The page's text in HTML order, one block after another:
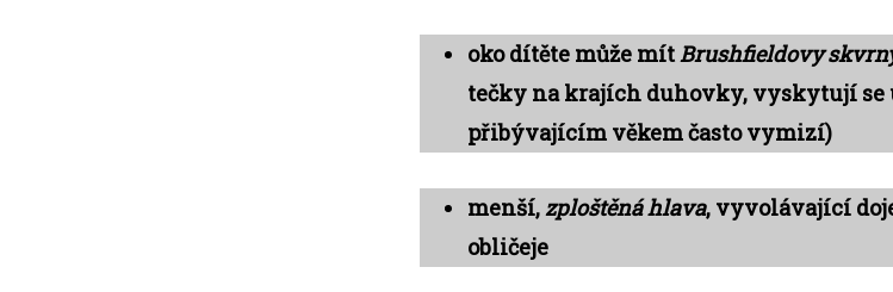
oko dítěte může mítBrushfieldovy
tečky na krajích duhovky, vyskytují se
přibývajícím věkem často vymizí)
menší,zploštěná hlava, vyvolávající
obličeje